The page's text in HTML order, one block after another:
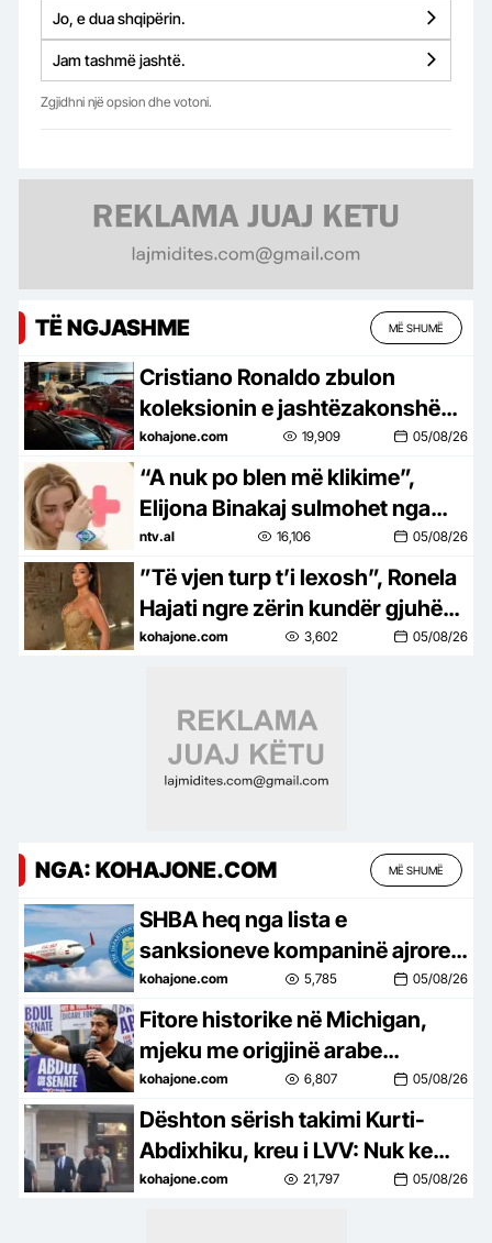
Jo, e dua shqipërin.
Jam tashmë jashtë.
Zgjidhni një opsion dhe votoni.
TË NGJASHME MË SHUMË
Cristiano Ronaldo zbulon
koleksionin e jashtëzakonshëm
të makinave, i quan LODRA
kohajone.com 19,909 05/08/26
“A nuk po blen më klikime”,
Elijona Binakaj sulmohet nga
ndjekësit
ntv.al 16,106 05/08/26
”Të vjen turp t’i lexosh”, Ronela
Hajati ngre zërin kundër gjuhës
së urrejtjes në rrjetet sociale
kohajone.com 3,602 05/08/26
NGA: KOHAJONE.COM MË SHUMË
SHBA heq nga lista e
sanksioneve kompaninë ajrore
irakiane të lidhur me Iranin
kohajone.com 5,785 05/08/26
Fitore historike në Michigan,
mjeku me origjinë arabe
triumfon në zgjedhjet paraprake
kohajone.com 6,807 05/08/26
Dështon sërish takimi Kurti-
Abdixhiku, kreu i LVV: Nuk kemi
asnjë marrëveshje
kohajone.com 21,797 05/08/26